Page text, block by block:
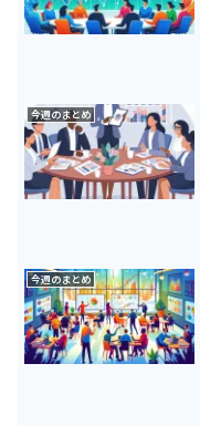
今週のまとめ
今週のまとめ